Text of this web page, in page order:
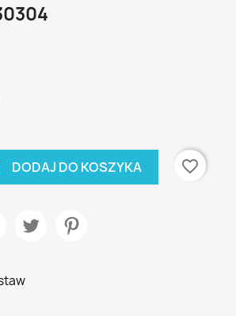
DODAJ DO KOSZYKA favorite_border